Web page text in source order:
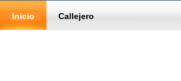
Inicio Callejero